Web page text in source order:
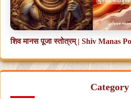
शिव मानस पूजा स्तोत्रम् | Shiv Manas
Category